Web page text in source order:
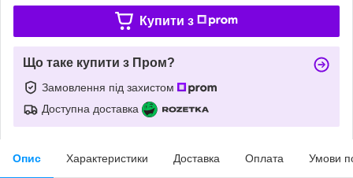
Купити з
Що таке купити з Пром?
Замовлення під захистом
Доступна доставка
Опис Характеристики Доставка Оплата Умови